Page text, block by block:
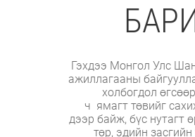
Гэхдээ Монгол Улс
ажиллагааны
холбогдол
ч ямагт төвийг
дээр байж, бүс нутагт
төр, эдийн